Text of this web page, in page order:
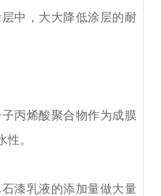
中，大大降低涂层的耐
丙烯酸聚合物作为成膜
。
漆乳液的添加量做大量